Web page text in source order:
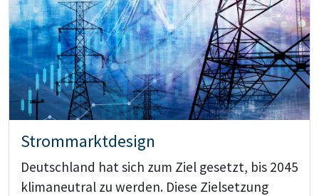
Strommarktdesign
Deutschland hat sich zum Ziel gesetzt, bis 2045
klimaneutral zu werden. Diese Zielsetzung